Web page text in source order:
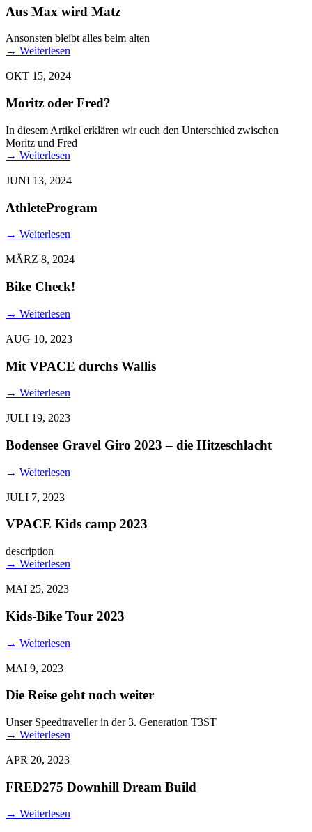
Aus Max wird Matz
Ansonsten bleibt alles beim alten
→ Weiterlesen
OKT 15, 2024
Moritz oder Fred?
In diesem Artikel erklären wir euch den Unterschied zwischen
Moritz und Fred
→ Weiterlesen
JUNI 13, 2024
AthleteProgram
→ Weiterlesen
MÄRZ 8, 2024
Bike Check!
→ Weiterlesen
AUG 10, 2023
Mit VPACE durchs Wallis
→ Weiterlesen
JULI 19, 2023
Bodensee Gravel Giro 2023 – die Hitzeschlacht
→ Weiterlesen
JULI 7, 2023
VPACE Kids camp 2023
description
→ Weiterlesen
MAI 25, 2023
Kids-Bike Tour 2023
→ Weiterlesen
MAI 9, 2023
Die Reise geht noch weiter
Unser Speedtraveller in der 3. Generation T3ST
→ Weiterlesen
APR 20, 2023
FRED275 Downhill Dream Build
→ Weiterlesen